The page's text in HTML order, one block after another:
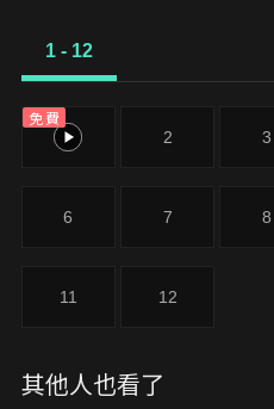
嶼。但是畢業典禮結束，前
1 - 12
免費
1 2 3
6 7 8
11 12
其他人也看了